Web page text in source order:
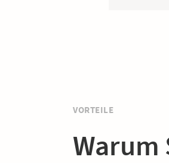
VORTEILE
Warum